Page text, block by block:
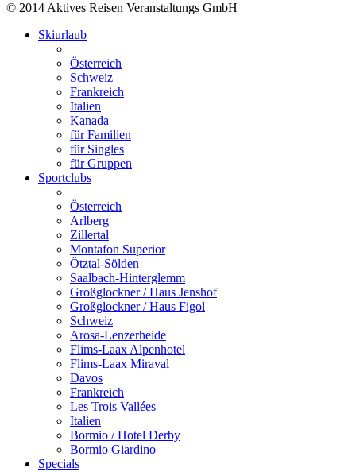
© 2014 Aktives Reisen Veranstaltungs GmbH
Skiurlaub
Österreich
Schweiz
Frankreich
Italien
Kanada
für Familien
für Singles
für Gruppen
Sportclubs
Österreich
Arlberg
Zillertal
Montafon Superior
Ötztal-Sölden
Saalbach-Hinterglemm
Großglockner / Haus Jenshof
Großglockner / Haus Figol
Schweiz
Arosa-Lenzerheide
Flims-Laax Alpenhotel
Flims-Laax Miraval
Davos
Frankreich
Les Trois Vallées
Italien
Bormio / Hotel Derby
Bormio Giardino
Specials